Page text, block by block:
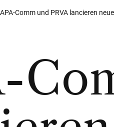
APA-Comm und PRVA lancieren